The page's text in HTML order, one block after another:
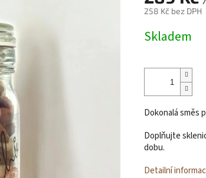
258 Kč bez DPH
cena:
Skladem
Dokonalá směs
Doplňujte
dobu.
Detailní